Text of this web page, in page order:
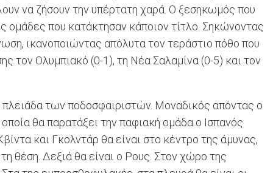
να ζήσουν την υπέρτατη χαρά. Ο ξεσηκωμός που
ομάδες που κατάκτησαν κάποιον τίτλο. Σηκώνοντας
ικανοποιώντας απόλυτα τον τεράστιο πόθο που
τον Ολυμπιακό (0-1), τη Νέα Σαλαμίνα (0-5) και τον
πλειάδα των ποδοσφαιριστών. Μοναδικός απόντας ο
θα παρατάξει την παφιακή ομάδα ο Ισπανός
και Γκολντάρ θα είναι στο κέντρο της άμυνας,
θέση. Δεξιά θα είναι ο Ρους. Στον χώρο της